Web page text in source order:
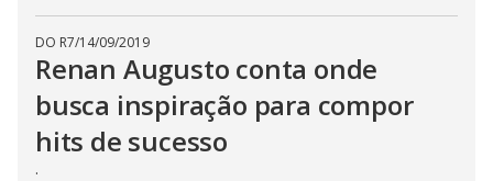
DO R7/14/09/2019
Renan Augusto conta onde
busca inspiração para compor
hits de sucesso
.